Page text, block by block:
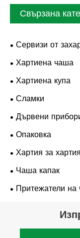
Свързана
Сервизи от
Хартиена чаша
Хартиена купа
Сламки
Дървени
Опаковка
Хартия за хартия
Чаша капак
Притежатели